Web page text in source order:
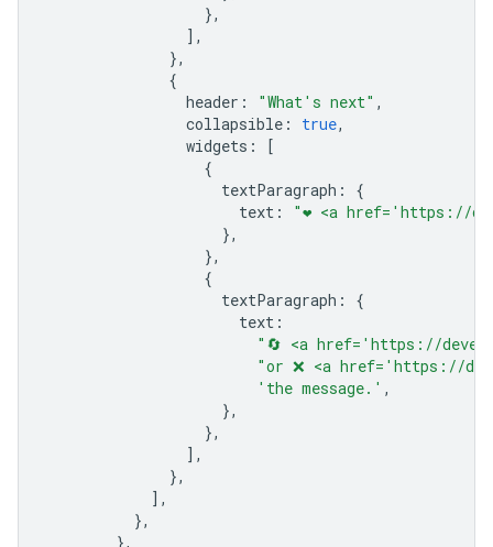
},
],
},
{
header : "What's next" ,
collapsible : true,
widgets :
[
{
textParagraph :
{
text :
"❤️ <a href='https://
},
},
{
textParagraph :
{
text :
"🔄 <a href='https://
"or ❌ <a href='https://
'the message.' ,
},
},
],
},
],
},
},